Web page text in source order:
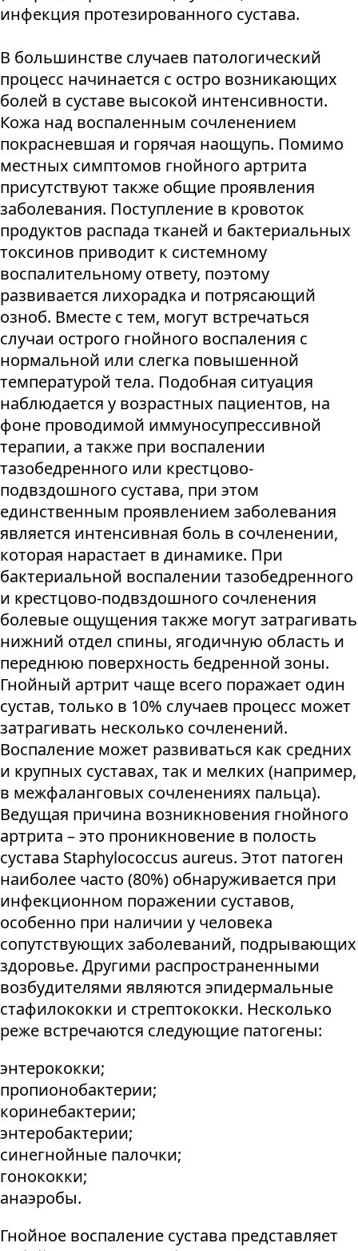
инфекция протезированного сустава.
В большинстве случаев патологический
процесс начинается с остро возникающих
болей в суставе высокой интенсивности.
Кожа над воспаленным сочленением
покрасневшая и горячая наощупь. Помимо
местных симптомов гнойного артрита
присутствуют также общие проявления
заболевания. Поступление в кровоток
продуктов распада тканей и бактериальных
токсинов приводит к системному
воспалительному ответу, поэтому
развивается лихорадка и потрясающий
озноб. Вместе с тем, могут встречаться
случаи острого гнойного воспаления с
нормальной или слегка повышенной
температурой тела. Подобная ситуация
наблюдается у возрастных пациентов, на
фоне проводимой иммуносупрессивной
терапии, а также при воспалении
тазобедренного или крестцово-
подвздошного сустава, при этом
единственным проявлением заболевания
является интенсивная боль в сочленении,
которая нарастает в динамике. При
бактериальной воспалении тазобедренного
и крестцово-подвздошного сочленения
болевые ощущения также могут затрагивать
нижний отдел спины, ягодичную область и
переднюю поверхность бедренной зоны.
Гнойный артрит чаще всего поражает один
сустав, только в 10% случаев процесс может
затрагивать несколько сочленений.
Воспаление может развиваться как средних
и крупных суставах, так и мелких (например,
в межфаланговых сочленениях пальца).
Ведущая причина возникновения гнойного
артрита – это проникновение в полость
сустава Staphylococcus aureus. Этот патоген
наиболее часто (80%) обнаруживается при
инфекционном поражении суставов,
особенно при наличии у человека
сопутствующих заболеваний, подрывающих
здоровье. Другими распространенными
возбудителями являются эпидермальные
стафилококки и стрептококки. Несколько
реже встречаются следующие патогены:
энтерококки;
пропионобактерии;
коринебактерии;
энтеробактерии;
синегнойные палочки;
гонококки;
анаэробы.
Гнойное воспаление сустава представляет